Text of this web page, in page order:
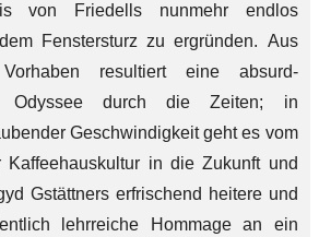
von Friedells nunmehr endlos
Fenstersturz zu ergründen. Aus
resultiert eine absurd-
Odyssee durch die Zeiten; in
Geschwindigkeit geht es vom
Kaffeehauskultur in die Zukunft und
Gstättners erfrischend heitere und
lehrreiche Hommage an ein